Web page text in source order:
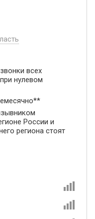
всех
нулевом
России и
региона стоят